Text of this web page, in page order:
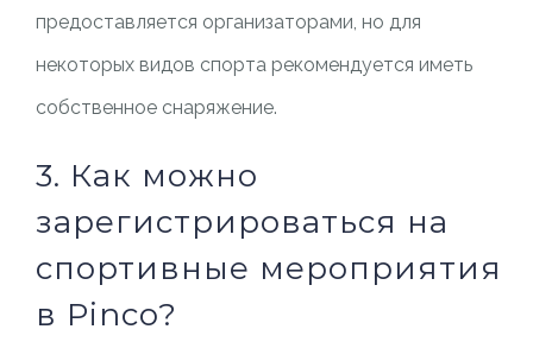
предоставляется организаторами, но для
некоторых видов спорта рекомендуется иметь
собственное снаряжение.
3. Как можно
зарегистрироваться на
спортивные мероприятия
в Pinco?